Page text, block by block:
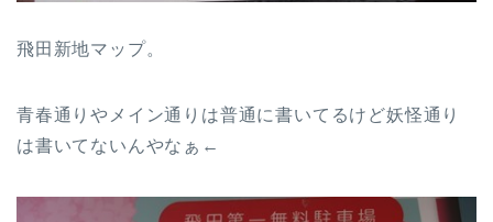
飛田新地マップ。
青春通りやメイン通りは普通に書いてるけど妖怪通り
は書いてないんやなぁ←